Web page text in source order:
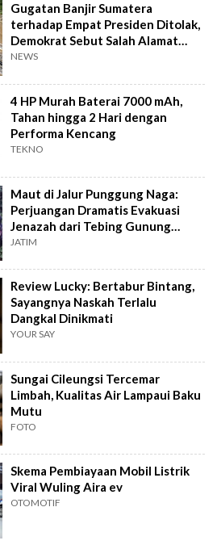
Gugatan Banjir Sumatera
terhadap Empat Presiden Ditolak,
Demokrat Sebut Salah Alamat
Pengadilan
NEWS
4 HP Murah Baterai 7000 mAh,
Tahan hingga 2 Hari dengan
Performa Kencang
TEKNO
Maut di Jalur Punggung Naga:
Perjuangan Dramatis Evakuasi
Jenazah dari Tebing Gunung
Piramid
JATIM
Review Lucky: Bertabur Bintang,
Sayangnya Naskah Terlalu
Dangkal Dinikmati
YOUR SAY
Sungai Cileungsi Tercemar
Limbah, Kualitas Air Lampaui Baku
Mutu
FOTO
Skema Pembiayaan Mobil Listrik
Viral Wuling Aira ev
OTOMOTIF